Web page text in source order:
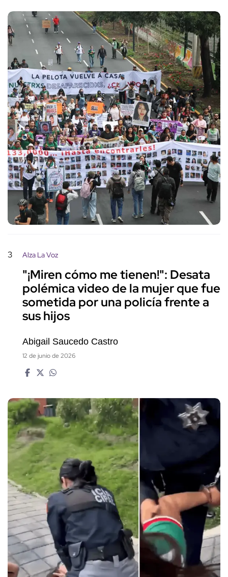
3 Alza La Voz
"¡Miren cómo me tienen!": Desata
polémica video de la mujer que fue
sometida por una policía frente a
sus hijos
Abigail Saucedo Castro
12 de junio de 2026